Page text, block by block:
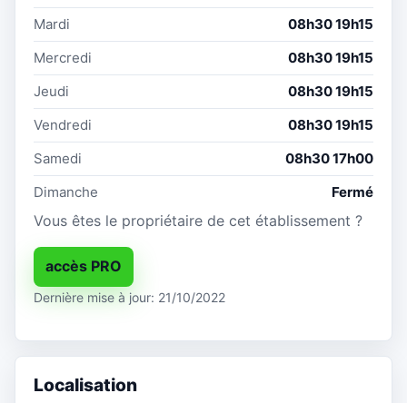
Mardi
08h30 19h15
Mercredi
08h30 19h15
Jeudi
08h30 19h15
Vendredi
08h30 19h15
Samedi
08h30 17h00
Dimanche
Fermé
Vous êtes le propriétaire de cet établissement ?
accès PRO
Dernière mise à jour: 21/10/2022
Localisation